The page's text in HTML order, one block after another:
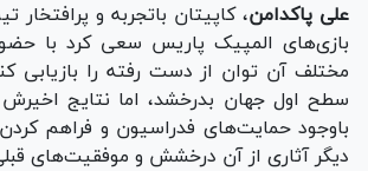
علی پاکدامن، کاپیتان باتجربه و پرافتخار
بازی‌های المپیک پاریس سعی کرد با
مختلف آن توان از دست رفته را بازیابی
سطح اول جهان بدرخشد، اما نتایج
باوجود حمایت‌های فدراسیون و فراهم
دیگر آثاری از آن درخشش و موفقیت‌های